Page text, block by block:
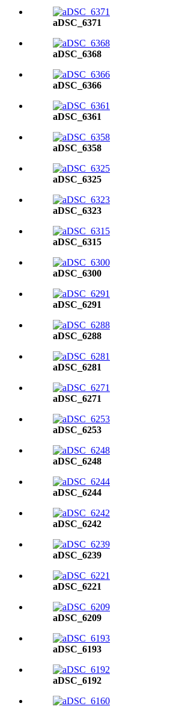
aDSC_6371
aDSC_6368
aDSC_6366
aDSC_6361
aDSC_6358
aDSC_6325
aDSC_6323
aDSC_6315
aDSC_6300
aDSC_6291
aDSC_6288
aDSC_6281
aDSC_6271
aDSC_6253
aDSC_6248
aDSC_6244
aDSC_6242
aDSC_6239
aDSC_6221
aDSC_6209
aDSC_6193
aDSC_6192